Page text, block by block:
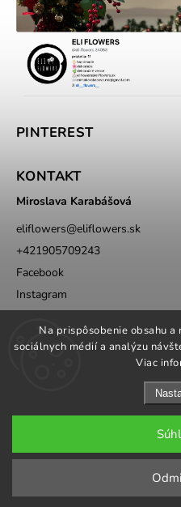
Na prispôsobenie obsahu
sociálnych médií a analýzu
Viac
PINTEREST
KONTAKT
Miroslava Karabášová
eliflowers@eliflowers.sk
+421905709243
Facebook
Instagram
Upraviť
Grafika a úprava